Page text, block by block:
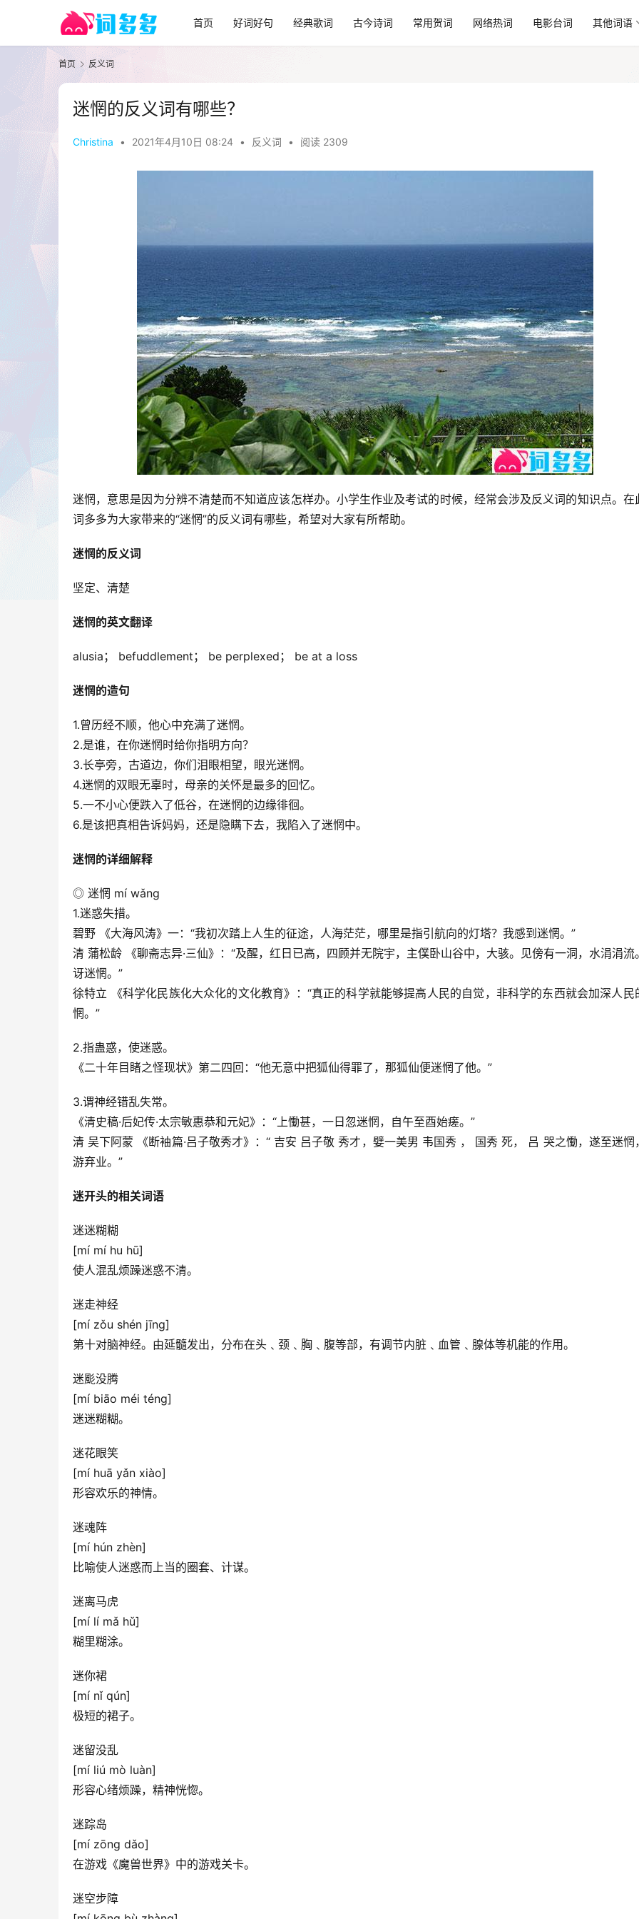
首页 好词好句 经典歌词 古今诗词 常用贺词 网络热词 电影台词 其他词语
首页 反义词
迷惘的反义词有哪些？
Christina • 2021年4月10日 08:24 • 反义词 • 阅读 2309
迷惘，意思是因为分辨不清楚而不知道应该怎样办。小学生作业及考试的时候，经常会涉及反义词的知识点。在
词多多为大家带来的“迷惘”的反义词有哪些，希望对大家有所帮助。
迷惘的反义词
坚定、清楚
迷惘的英文翻译
alusia； befuddlement； be perplexed； be at a loss
迷惘的造句
1.曾历经不顺，他心中充满了迷惘。
2.是谁，在你迷惘时给你指明方向？
3.长亭旁，古道边，你们泪眼相望，眼光迷惘。
4.迷惘的双眼无辜时，母亲的关怀是最多的回忆。
5.一不小心便跌入了低谷，在迷惘的边缘徘徊。
6.是该把真相告诉妈妈，还是隐瞒下去，我陷入了迷惘中。
迷惘的详细解释
◎ 迷惘 mí wǎng
1.迷惑失措。
碧野 《大海风涛》一：“我初次踏上人生的征途，人海茫茫，哪里是指引航向的灯塔？我感到迷惘。”
清 蒲松龄 《聊斋志异·三仙》：“及醒，红日已高，四顾并无院宇，主僕卧山谷中，大骇。见傍有一洞，水涓涓流
讶迷惘。”
徐特立 《科学化民族化大众化的文化教育》：“真正的科学就能够提高人民的自觉，非科学的东西就会加深人民
惘。”
2.指蛊惑，使迷惑。
《二十年目睹之怪现状》第二四回：“他无意中把狐仙得罪了，那狐仙便迷惘了他。”
3.谓神经错乱失常。
《清史稿·后妃传·太宗敏惠恭和元妃》：“上慟甚，一日忽迷惘，自午至酉始瘥。”
清 吴下阿蒙 《断袖篇·吕子敬秀才》：“ 吉安 吕子敬 秀才，嬖一美男 韦国秀 ， 国秀 死， 吕 哭之慟，遂至迷惘
游弃业。”
迷开头的相关词语
迷迷糊糊
[mí mí hu hū]
使人混乱烦躁迷惑不清。
迷走神经
[mí zǒu shén jīng]
第十对脑神经。由延髓发出，分布在头﹑颈﹑胸﹑腹等部，有调节内脏﹑血管﹑腺体等机能的作用。
迷颩没腾
[mí biāo méi téng]
迷迷糊糊。
迷花眼笑
[mí huā yǎn xiào]
形容欢乐的神情。
迷魂阵
[mí hún zhèn]
比喻使人迷惑而上当的圈套、计谋。
迷离马虎
[mí lí mǎ hǔ]
糊里糊涂。
迷你裙
[mí nǐ qún]
极短的裙子。
迷留没乱
[mí liú mò luàn]
形容心绪烦躁，精神恍惚。
迷踪岛
[mí zōng dǎo]
在游戏《魔兽世界》中的游戏关卡。
迷空步障